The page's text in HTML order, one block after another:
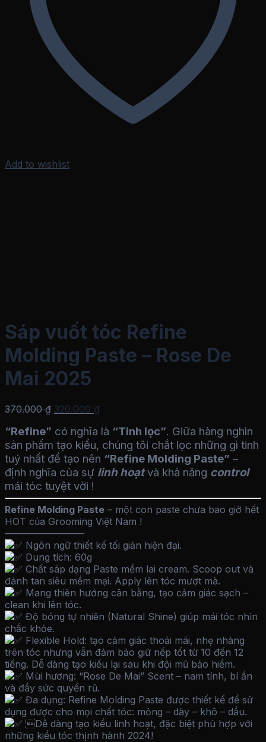
Add to wishlist
Sáp vuốt tóc Refine
Molding Paste – Rose De
Mai 2025
370.000₫ Giá
là:
370.000 ₫.
320.000 ₫Giá
tại
là:
320.000 ₫.
“Refine” có nghĩa là “Tinh lọc”. Giữa hàng nghìn
sản phẩm tạo kiểu, chúng tôi chắt lọc những gì tinh
tuý nhất để tạo nên “Refine Molding Paste” –
định nghĩa của sự linh hoạtvà khả năng control
mái tóc tuyệt vời !
Refine Molding Paste – một con paste chưa bao giờ hết
HOT của Grooming Việt Nam !
————————-
Ngôn ngữ thiết kế tối giản hiện đại.
Dung tích: 60g
Chất sáp dạng Paste mềm lai cream. Scoop out và
đánh tan siêu mềm mại. Apply lên tóc mượt mà.
Mang thiên hướng cân bằng, tạo cảm giác sạch –
clean khi lên tóc.
Độ bóng tự nhiên (Natural Shine) giúp mái tóc nhìn
chắc khỏe.
Flexible Hold: tạo cảm giác thoải mái, nhẹ nhàng
trên tóc nhưng vẫn đảm bảo giữ nếp tốt từ 10 đến 12
tiếng. Dễ dàng tạo kiểu lại sau khi đội mũ bảo hiểm.
Mùi hương: “Rose De Mai” Scent – nam tính, bí ẩn
và đầy sức quyến rũ.
Đa dụng: Refine Molding Paste được thiết kế để sử
dụng được cho mọi chất tóc: mỏng – dày – khô – dầu.
Dễ dàng tạo kiểu linh hoạt, đặc biệt phù hợp với
những kiểu tóc thịnh hành 2024!